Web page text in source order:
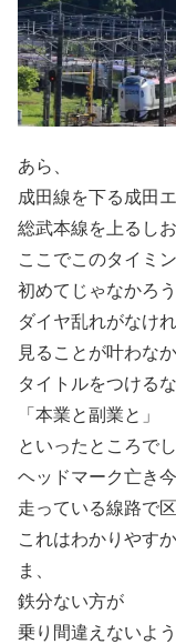
あら、
成田線を下る成田
総武本線を上るしお
ここでこのタイミ
初めてじゃなかろ
ダイヤ乱れがなけ
見ることが叶わな
タイトルをつける
「本業と副業と」
といったところで
ヘッドマーク亡き今
走っている線路で
これはわかりやす
ま、
鉄分ない方が
乗り間違えないよ